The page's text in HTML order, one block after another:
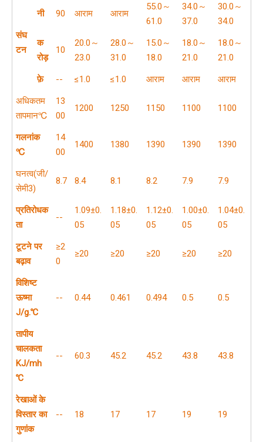
संघ
टन
नी 90 आराम आराम
55.0～
61.0
34.0～
37.0
30.0～
34.0
क
रोड़
10
20.0～
23.0
28.0～
31.0
15.0～
18.0
18.0～
21.0
18.0～
21.0
फ़े -- ≤1.0 ≤1.0 आराम आराम आराम
अधिकतम
तापमान℃
13
00
1200 1250 1150 1100 1100
गलनांक
℃
14
00
1400 1380 1390 1390 1390
घनत्व(जी/
सेमी3)
8.7 8.4 8.1 8.2 7.9 7.9
प्रतिरोधक
ता
--
1.09±0.
05
1.18±0.
05
1.12±0.
05
1.00±0.
05
1.04±0.
05
टूटने पर
बढ़ाव
≥2
0
≥20 ≥20 ≥20 ≥20 ≥20
विशिष्ट
ऊष्मा
J/g.℃
-- 0.44 0.461 0.494 0.5 0.5
तापीय
चालकता
KJ/mh
℃
-- 60.3 45.2 45.2 43.8 43.8
रेखाओं के
विस्तार का
गुणांक
-- 18 17 17 19 19